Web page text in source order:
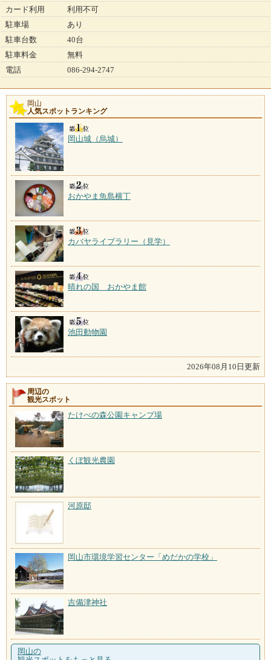
カード利用
利用不可
駐車場
あり
駐車台数
40台
駐車料金
無料
電話
086-294-2747
岡山
人気スポットランキング
岡山城（烏城）
おかやま魚島横丁
カバヤライブラリー（見学）
晴れの国 おかやま館
池田動物園
2026年08月10日更新
周辺の
観光スポット
たけべの森公園キャンプ場
くぼ観光農園
河原邸
岡山市環境学習センター「めだかの学校」
吉備津神社
岡山の